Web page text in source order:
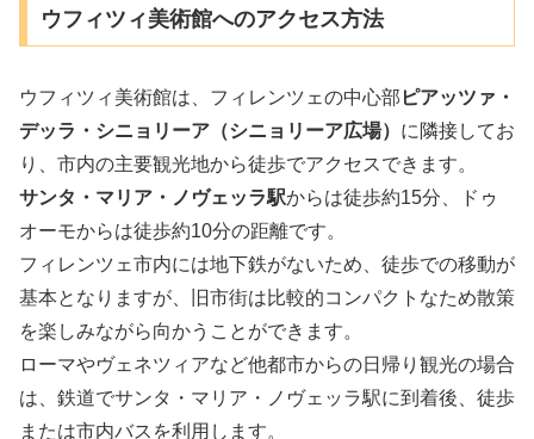
ウフィツィ美術館へのアクセス方法
ウフィツィ美術館は、フィレンツェの中心部 ピアッツァ・
デッラ・シニョリーア（シニョリーア広場） に隣接してお
り、市内の主要観光地から徒歩でアクセスできます。
サンタ・マリア・ノヴェッラ駅からは徒歩約15分、ドゥ
オーモからは徒歩約10分の距離です。
フィレンツェ市内には地下鉄がないため、徒歩での移動が
基本となりますが、旧市街は比較的コンパクトなため散策
を楽しみながら向かうことができます。
ローマやヴェネツィアなど他都市からの日帰り観光の場合
は、鉄道でサンタ・マリア・ノヴェッラ駅に到着後、徒歩
または市内バスを利用します。